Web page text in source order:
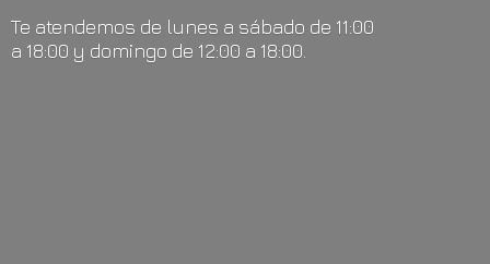
Te atendemos de lunes a sábado de 11:00
a 18:00 y domingo de 12:00 a 18:00.